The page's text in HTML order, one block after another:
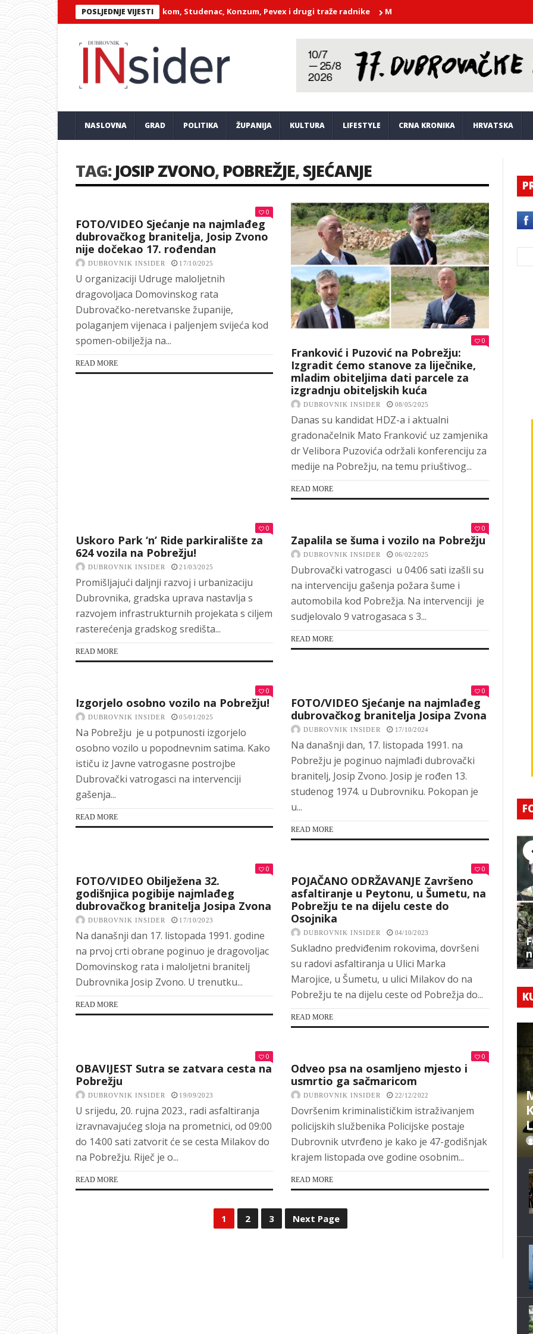
POSLJEDNJE VIJESTI
pregled poslova: Hrvatski Telekom, Studenac, Konzum, Pevex i drugi traže radnike Medeja u režiji Martina Kušeja od sutra
NASLOVNA GRAD POLITIKA ŽUPANIJA KULTURA LIFESTYLE CRNA KRONIKA HRVATSKA
TAG:JOSIP ZVONO, POBREŽJE,SJEĆANJE
0
FOTO/VIDEO Sjećanje na najmlađeg
dubrovačkog branitelja, Josip Zvono
nije dočekao 17. rođendan
DUBROVNIK INSIDER 17/10/2025
U organizaciji Udruge maloljetnih
dragovoljaca Domovinskog rata
Dubrovačko-neretvanske županije,
polaganjem vijenaca i paljenjem svijeća kod
spomen-obilježja na...
READ MORE
0
Franković i Puzović na Pobrežju:
Izgradit ćemo stanove za liječnike,
mladim obiteljima dati parcele za
izgradnju obiteljskih kuća
DUBROVNIK INSIDER 08/05/2025
Danas su kandidat HDZ-a i aktualni
gradonačelnik Mato Franković uz zamjenika
dr Velibora Puzovića održali konferenciju za
medije na Pobrežju, na temu priuštivog...
READ MORE
0
Uskoro Park ‘n’ Ride parkiralište za
624 vozila na Pobrežju!
DUBROVNIK INSIDER 21/03/2025
Promišljajući daljnji razvoj i urbanizaciju
Dubrovnika, gradska uprava nastavlja s
razvojem infrastrukturnih projekata s ciljem
rasterećenja gradskog središta...
READ MORE
0
Zapalila se šuma i vozilo na Pobrežju
DUBROVNIK INSIDER 06/02/2025
Dubrovački vatrogasci u 04:06 sati izašli su
na intervenciju gašenja požara šume i
automobila kod Pobrežja. Na intervenciji je
sudjelovalo 9 vatrogasaca s 3...
READ MORE
0
Izgorjelo osobno vozilo na Pobrežju!
DUBROVNIK INSIDER 05/01/2025
Na Pobrežju je u potpunosti izgorjelo
osobno vozilo u popodnevnim satima. Kako
ističu iz Javne vatrogasne postrojbe
Dubrovački vatrogasci na intervenciji
gašenja...
READ MORE
0
FOTO/VIDEO Sjećanje na najmlađeg
dubrovačkog branitelja Josipa Zvona
DUBROVNIK INSIDER 17/10/2024
Na današnji dan, 17. listopada 1991. na
Pobrežju je poginuo najmlađi dubrovački
branitelj, Josip Zvono. Josip je rođen 13.
studenog 1974. u Dubrovniku. Pokopan je
u...
READ MORE
0
FOTO/VIDEO Obilježena 32.
godišnjica pogibije najmlađeg
dubrovačkog branitelja Josipa Zvona
DUBROVNIK INSIDER 17/10/2023
Na današnji dan 17. listopada 1991. godine
na prvoj crti obrane poginuo je dragovoljac
Domovinskog rata i maloljetni branitelj
Dubrovnika Josip Zvono. U trenutku...
READ MORE
0
POJAČANO ODRŽAVANJE Završeno
asfaltiranje u Peytonu, u Šumetu, na
Pobrežju te na dijelu ceste do
Osojnika
DUBROVNIK INSIDER 04/10/2023
Sukladno predviđenim rokovima, dovršeni
su radovi asfaltiranja u Ulici Marka
Marojice, u Šumetu, u ulici Milakov do na
Pobrežju te na dijelu ceste od Pobrežja do...
READ MORE
0
OBAVIJEST Sutra se zatvara cesta na
Pobrežju
DUBROVNIK INSIDER 19/09/2023
U srijedu, 20. rujna 2023., radi asfaltiranja
izravnavajućeg sloja na prometnici, od 09:00
do 14:00 sati zatvorit će se cesta Milakov do
na Pobrežju. Riječ je o...
READ MORE
0
Odveo psa na osamljeno mjesto i
usmrtio ga sačmaricom
DUBROVNIK INSIDER 22/12/2022
Dovršenim kriminalističkim istraživanjem
policijskih službenika Policijske postaje
Dubrovnik utvrđeno je kako je 47-godišnjak
krajem listopada ove godine osobnim...
READ MORE
1 2 3 Next Page